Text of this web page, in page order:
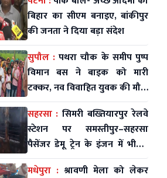
बिहार का सीएम बनाइए, बांकीपुर
की जनता ने दिया बड़ा संदेश
सुपौल : पथरा चौक के समीप पुष्प
विमान बस ने बाइक को मारी
टक्कर, नव विवाहित युवक की मौत;
महिला व मासूम घायल
सहरसा : सिमरी बख्तियारपुर रेलवे
स्टेशन पर समस्तीपुर–सहरसा
पैसेंजर डेमू ट्रेन के इंजन में भीषण
आग
मधेपुरा : श्रावणी मेला को लेकर